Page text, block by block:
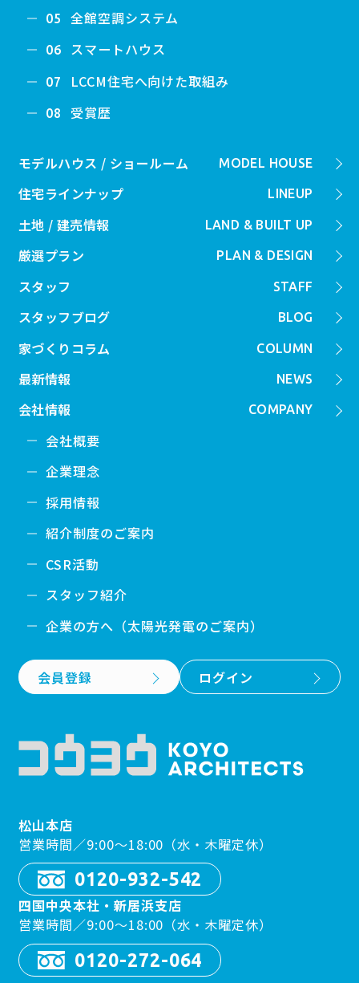
05 全館空調システム
06 スマートハウス
07 LCCM住宅へ向けた取組み
08 受賞歴
MODEL HOUSE
モデルハウス / ショールーム
LINEUP
住宅ラインナップ
LAND & BUILT UP
土地 / 建売情報
PLAN & DESIGN
厳選プラン
STAFF
スタッフ
BLOG
スタッフブログ
COLUMN
家づくりコラム
NEWS
最新情報
COMPANY
会社情報
会社概要
企業理念
採用情報
紹介制度のご案内
CSR活動
スタッフ紹介
企業の方へ（太陽光発電のご案内）
会員登録 ログイン
松山本店
営業時間／9:00〜18:00（水・木曜定休）
0120-932-542
四国中央本社・新居浜支店
営業時間／9:00〜18:00（水・木曜定休）
0120-272-064